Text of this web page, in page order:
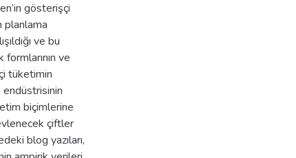
gösterişçi
planlama
ve bu
ve
tüketimin
endüstrisinin
biçimlerine
çiftler
blog yazıları,